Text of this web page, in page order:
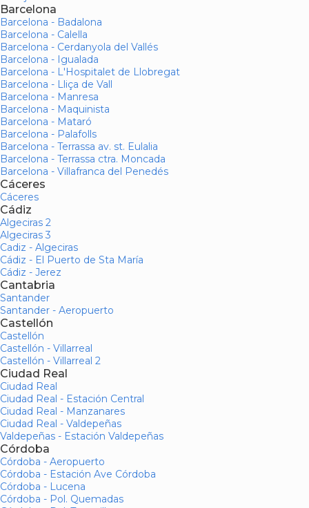
Barcelona
Barcelona - Badalona
Barcelona - Calella
Barcelona - Cerdanyola del Vallés
Barcelona - Igualada
Barcelona - L'Hospitalet de Llobregat
Barcelona - Lliça de Vall
Barcelona - Manresa
Barcelona - Maquinista
Barcelona - Mataró
Barcelona - Palafolls
Barcelona - Terrassa av. st. Eulalia
Barcelona - Terrassa ctra. Moncada
Barcelona - Villafranca del Penedés
Cáceres
Cáceres
Cádiz
Algeciras 2
Algeciras 3
Cadiz - Algeciras
Cádiz - El Puerto de Sta María
Cádiz - Jerez
Cantabria
Santander
Santander - Aeropuerto
Castellón
Castellón
Castellón - Villarreal
Castellón - Villarreal 2
Ciudad Real
Ciudad Real
Ciudad Real - Estación Central
Ciudad Real - Manzanares
Ciudad Real - Valdepeñas
Valdepeñas - Estación Valdepeñas
Córdoba
Córdoba - Aeropuerto
Córdoba - Estación Ave Córdoba
Córdoba - Lucena
Córdoba - Pol. Quemadas